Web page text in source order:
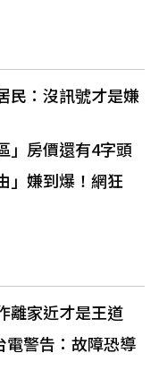
民：沒訊號才是嫌
」房價還有4字頭
」嫌到爆！網狂
離家近才是王道
電警告：故障恐導